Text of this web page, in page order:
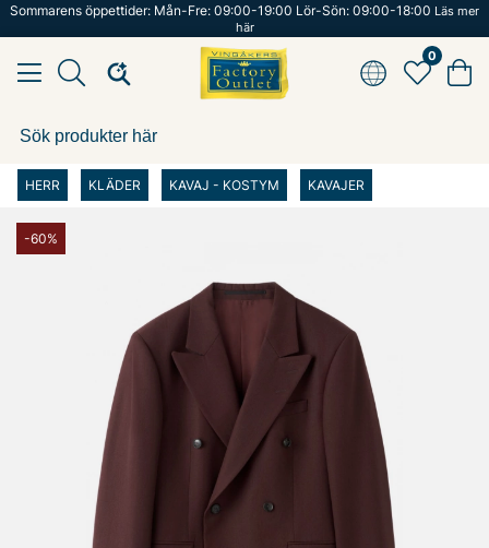
Sommarens öppettider: Mån-Fre: 09:00-19:00 Lör-Sön: 09:00-18:00 Läs mer
här
0
HERR KLÄDER KAVAJ - KOSTYM KAVAJER
-60%